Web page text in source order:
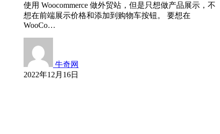
使用 Woocommerce 做外贸站，但是只想做产品展示，不
想在前端展示价格和添加到购物车按钮。 要想在
WooCo…
牛奇网
2022年12月16日